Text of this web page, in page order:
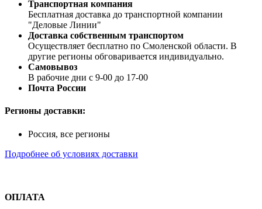
Транспортная компания
Бесплатная доставка до транспортной компании
"Деловые Линии"
Доставка собственным транспортом
Осуществляет бесплатно по Смоленской области. В
другие регионы обговаривается индивидуально.
Самовывоз
В рабочие дни с 9-00 до 17-00
Почта России
Регионы доставки:
Россия, все регионы
Подробнее об условиях доставки
ОПЛАТА